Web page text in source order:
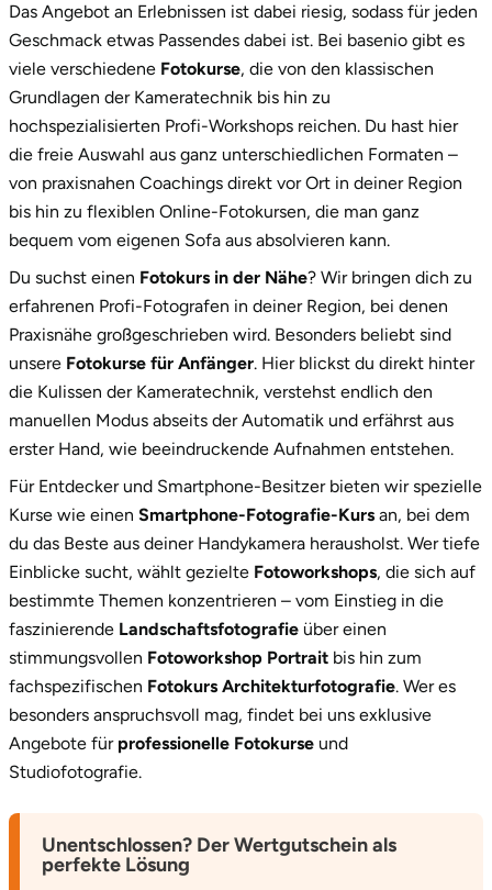
Das Angebot an Erlebnissen ist dabei riesig, sodass für jeden
Geschmack etwas Passendes dabei ist. Bei basenio gibt es
viele verschiedene Fotokurse, die von den klassischen
Grundlagen der Kameratechnik bis hin zu
hochspezialisierten Profi-Workshops reichen. Du hast hier
die freie Auswahl aus ganz unterschiedlichen Formaten –
von praxisnahen Coachings direkt vor Ort in deiner Region
bis hin zu flexiblen Online-Fotokursen, die man ganz
bequem vom eigenen Sofa aus absolvieren kann.
Du suchst einen Fotokurs in der Nähe? Wir bringen dich zu
erfahrenen Profi-Fotografen in deiner Region, bei denen
Praxisnähe großgeschrieben wird. Besonders beliebt sind
unsere Fotokurse für Anfänger. Hier blickst du direkt hinter
die Kulissen der Kameratechnik, verstehst endlich den
manuellen Modus abseits der Automatik und erfährst aus
erster Hand, wie beeindruckende Aufnahmen entstehen.
Für Entdecker und Smartphone-Besitzer bieten wir spezielle
Kurse wie einen Smartphone-Fotografie-Kurs an, bei dem
du das Beste aus deiner Handykamera herausholst. Wer tiefe
Einblicke sucht, wählt gezielte Fotoworkshops, die sich auf
bestimmte Themen konzentrieren – vom Einstieg in die
faszinierende Landschaftsfotografie über einen
stimmungsvollen Fotoworkshop Portrait bis hin zum
fachspezifischen Fotokurs Architekturfotografie. Wer es
besonders anspruchsvoll mag, findet bei uns exklusive
Angebote für professionelle Fotokurse und
Studiofotografie.
Unentschlossen? Der Wertgutschein als
perfekte Lösung